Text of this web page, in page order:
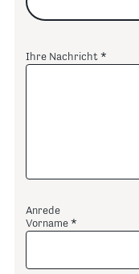
Ihre Nachricht
Anrede
Vorname